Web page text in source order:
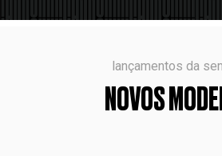
lançamentos da
NOVOS